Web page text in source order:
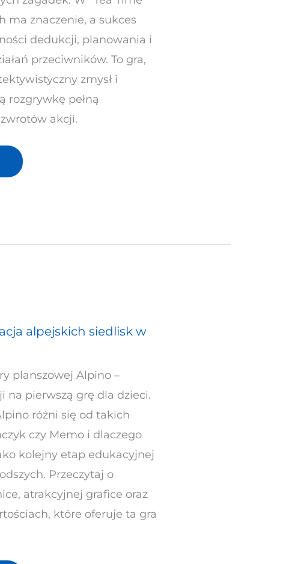
ma znaczenie, a sukces
dedukcji, planowania i
przeciwników. To gra,
zmysł i
rozgrywkę pełną
akcji.
alpejskich siedlisk w
planszowej Alpino –
na pierwszą grę dla dzieci.
różni się od takich
czy Memo i dlaczego
kolejny etap edukacyjnej
Przeczytaj o
atrakcyjnej grafice oraz
które oferuje ta gra